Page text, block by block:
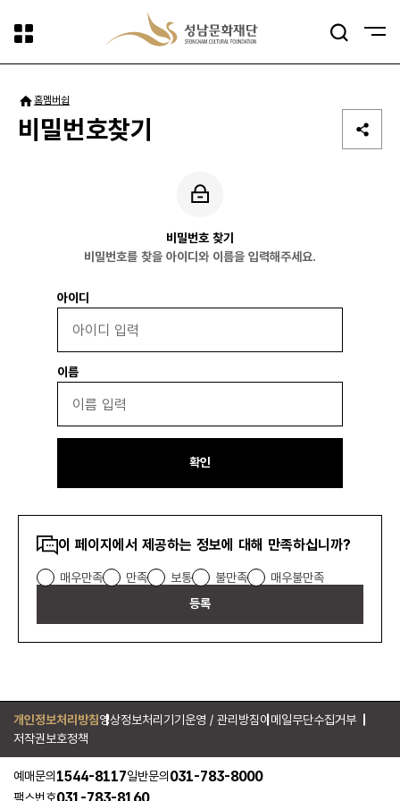
검색
홈멤버쉽
비밀번호찾기
비밀번호 찾기
비밀번호를 찾을 아이디와 이름을 입력해주세요.
아이디
이름
확인
콘텐츠
조사
이 페이지에서 제공하는 정보에 대해 만족하십니까?
매우만족 만족 보통 불만족
매우불만족
등록
개인정보처리방침영상정보처리기기운영 / 관리방침이메일무단수집거부
저작권보호정책
예매문의 1544-8117일반문의 031-783-8000
팩스번호031-783-8160